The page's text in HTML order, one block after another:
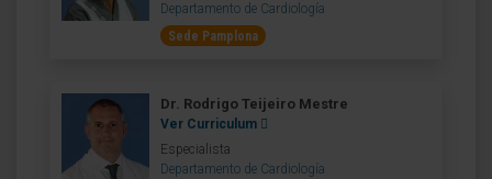
Departamento de Cardiología
Sede Pamplona
Dr. Rodrigo Teijeiro Mestre
Ver Curriculum
Especialista
Departamento de Cardiología